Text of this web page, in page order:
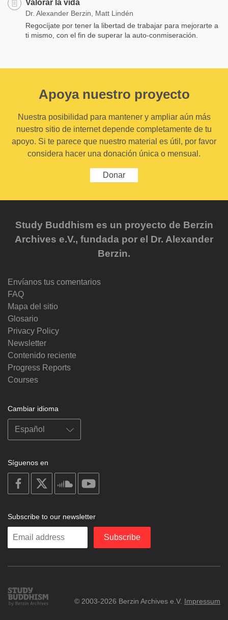
Valorar la vida
Dr. Alexander Berzin, Matt Lindén
Regocíjate por tener la libertad de trabajar para mejorarte a
ti mismo, con el fin de superar la auto-conmiseración.
Apoya nuestro proyecto
Nuestra posibilidad para mantener y ampliar aún más
nuestro sitio de internet depende completamente de tu
apoyo. Si te parece que nuestro material es útil, por favor
considera hacer una donación única o mensual.
Donar
Study Buddhism es un proyecto de Berzin
Archives e.V., fundada por el Dr. Alexander
Berzin.
Envíanos tus comentarios
FAQ
Mapa del sitio
Glosario
Privacy Policy
Newsletter
Contenido reciente
Progress Reports
Courses
Cambiar idioma
Síguenos en
on
facebook
soundcloud
Subscribe to our newsletter
Enter
Subscribe
Study
Buddhism
© 2003-2026 Berzin Archives e.V. Impressum